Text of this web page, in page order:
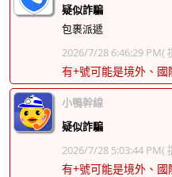
疑似詐騙
包裹派遞
2026/7/28 6:46:29 PM(
有+號可能是境外、
小鴨幹線
疑似詐騙
2026/7/28 5:03:44 PM(
有+號可能是境外、